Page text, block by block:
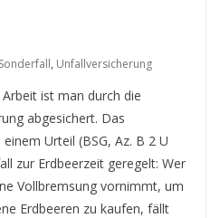
Sonderfall, Unfallversicherung
ist man durch die
abgesichert. Das
Urteil (BSG, Az. B 2 U
zur Erdbeerzeit geregelt: Wer
Vollbremsung vornimmt, um
Erdbeeren zu kaufen, fällt